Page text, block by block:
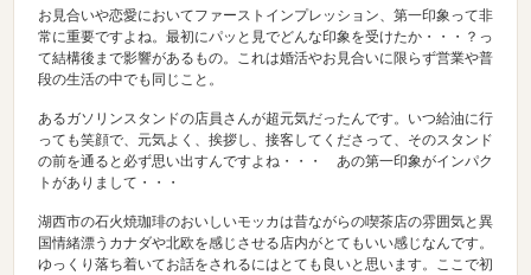
お見合いや恋愛においてファーストインプレッション、第一印象って非
常に重要ですよね。最初にパッと見でどんな印象を受けたか・・・？っ
て結構後まで影響があるもの。これは婚活やお見合いに限らず営業や普
段の生活の中でも同じこと。
あるガソリンスタンドの店員さんが超元気だったんです。いつ給油に行
っても笑顔で、元気よく、挨拶し、接客してくださって、そのスタンド
の前を通ると必ず思い出すんですよね・・・ あの第一印象がインパク
トがありまして・・・
湖西市の石火焼珈琲のおいしいモッカは昔ながらの喫茶店の雰囲気と異
国情緒漂うカナダや北欧を感じさせる店内がとてもいい感じなんです。
ゆっくり落ち着いてお話をされるにはとても良いと思います。ここで初